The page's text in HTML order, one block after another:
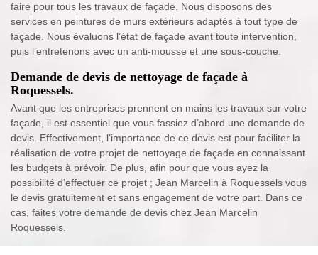
faire pour tous les travaux de façade. Nous disposons des
services en peintures de murs extérieurs adaptés à tout type de
façade. Nous évaluons l’état de façade avant toute intervention,
puis l’entretenons avec un anti-mousse et une sous-couche.
Demande de devis de nettoyage de façade à
Roquessels.
Avant que les entreprises prennent en mains les travaux sur votre
façade, il est essentiel que vous fassiez d’abord une demande de
devis. Effectivement, l’importance de ce devis est pour faciliter la
réalisation de votre projet de nettoyage de façade en connaissant
les budgets à prévoir. De plus, afin pour que vous ayez la
possibilité d’effectuer ce projet ; Jean Marcelin à Roquessels vous
le devis gratuitement et sans engagement de votre part. Dans ce
cas, faites votre demande de devis chez Jean Marcelin
Roquessels.